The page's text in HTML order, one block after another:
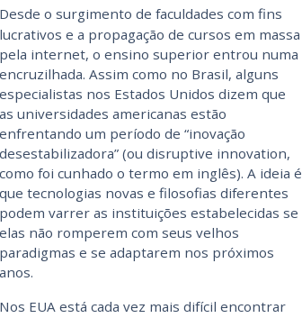
Desde o surgimento de faculdades com fins
lucrativos e a propagação de cursos em massa
pela internet, o ensino superior entrou numa
encruzilhada. Assim como no Brasil, alguns
especialistas nos Estados Unidos dizem que
as universidades americanas estão
enfrentando um período de “inovação
desestabilizadora” (ou disruptive innovation,
como foi cunhado o termo em inglês). A ideia é
que tecnologias novas e filosofias diferentes
podem varrer as instituições estabelecidas se
elas não romperem com seus velhos
paradigmas e se adaptarem nos próximos
anos.
Nos EUA está cada vez mais difícil encontrar